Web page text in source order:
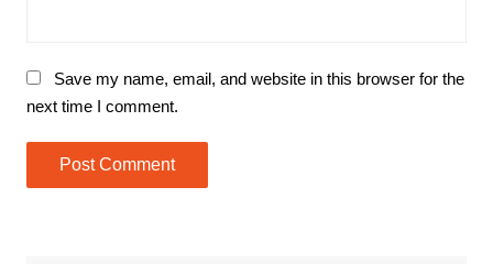
Save my name, email, and website in this browser for the
next time I comment.